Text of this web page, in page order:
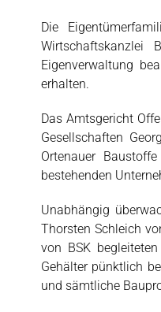
Die
Wirtschaftskanzlei
Eigenverwaltung
erhalten.
Das Amtsgericht
Gesellschaften
Ortenauer
bestehenden
Unabhängig
Thorsten Schleich
von BSK
Gehälter pünktlich
und sämtliche